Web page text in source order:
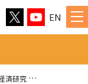
EN
済研究